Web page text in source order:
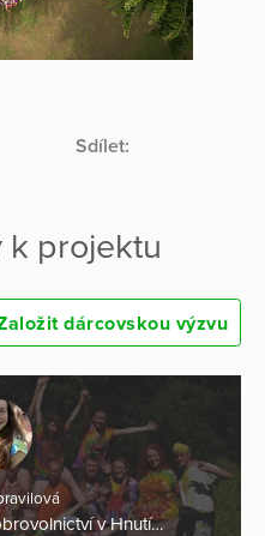
Sdílet:
k projektu
dárcovskou výzvu
v Hnutí…